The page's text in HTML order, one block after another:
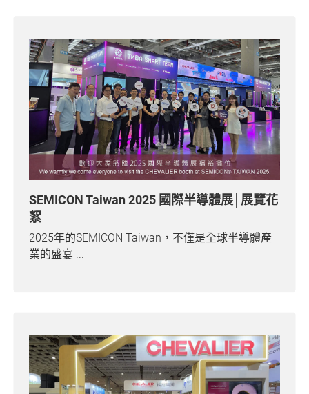
SEMICON Taiwan 2025 國際半導體展│展覽花
絮
2025年的SEMICON Taiwan，不僅是全球半導體產
業的盛宴 ...